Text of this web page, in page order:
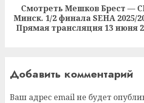
Следующая
запись:
Смотреть Мешков Брест —
Минск. 1/2 финала SEHA 2025/
Прямая трансляция 13 июня
Добавить комментарий
Ваш адрес email не будет